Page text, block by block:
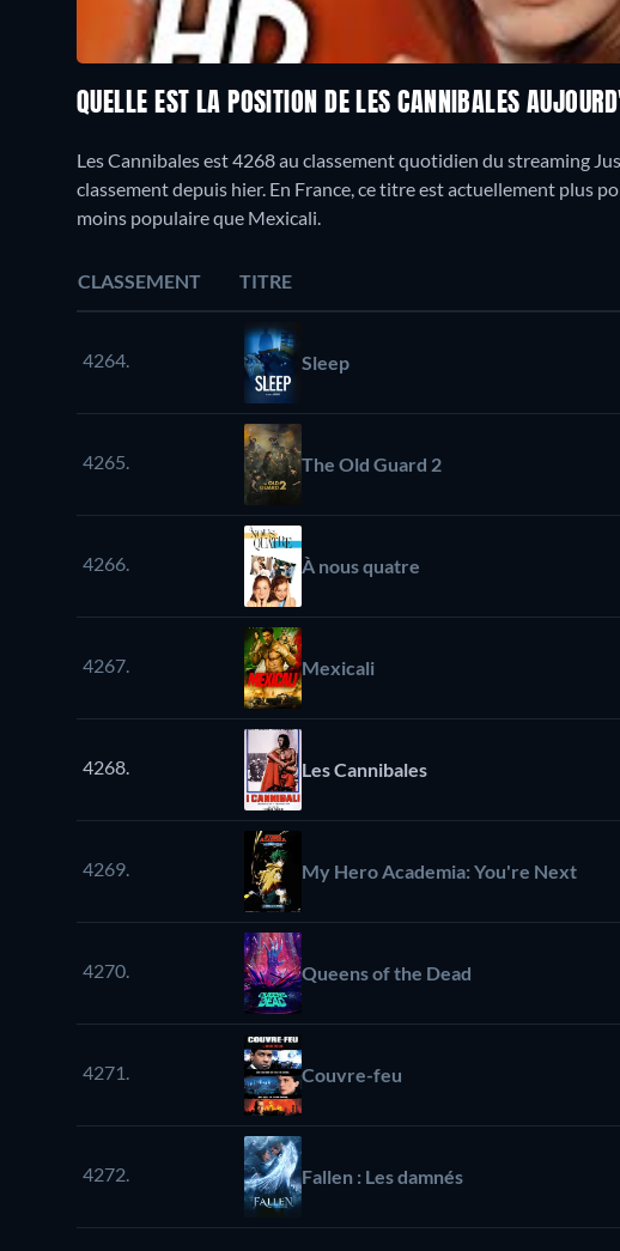
QUELLE EST LA POSITION DE LES CANNIBALES
Les Cannibales est 4268 au classement quotidien du streaming
classement depuis hier. En France, ce titre est actuellement plus
moins populaire que Mexicali.
CLASSEMENT TITRE
4264. Sleep
4265. The Old Guard 2
4266. À nous quatre
4267. Mexicali
4268. Les Cannibales
4269. My Hero Academia: You're Next
4270. Queens of the Dead
4271. Couvre-feu
4272. Fallen : Les damnés